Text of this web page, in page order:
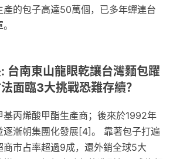
產的包子高達50萬個，已多年蟬連台
台南東山龍眼乾讓台灣麵包躍
面臨3大挑戰恐難存續？
基丙烯酸甲酯生產商；後來於1992年
逐漸朝集團化發展[4]。 靠著包子打遍
商市占率超過9成，還外銷全球5大